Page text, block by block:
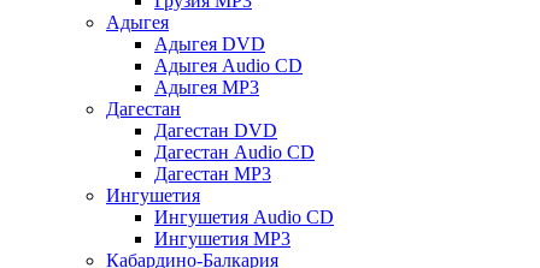
Адыгея
Адыгея DVD
Адыгея Audio CD
Адыгея MP3
Дагестан
Дагестан DVD
Дагестан Audio CD
Дагестан MP3
Ингушетия
Ингушетия Audio CD
Ингушетия MP3
Кабардино-Балкария